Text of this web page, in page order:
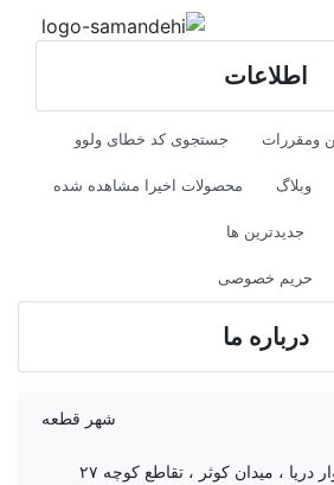
اطلاعات
ومقررات جستجوی کد خطای ولوو
وبلاگ محصولات اخیرا مشاهده شده
جدیدترین ها
حریم خصوصی
درباره ما
شهر قطعه
سعادت آباد ، بلوار دریا ، میدان کوثر ، تقاطع کوچه ۲۷